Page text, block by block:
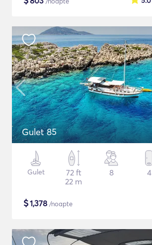
Gulet 85
Gulet
72 ft
22 m
8 4
$1,378 /noapte